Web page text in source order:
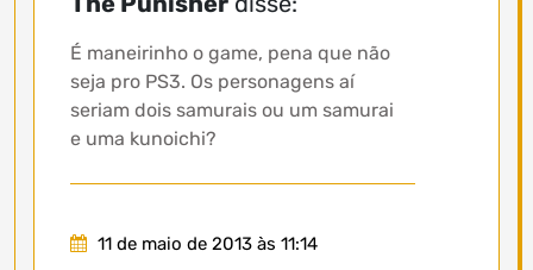
11 de maio de 2013 às 11:14
É maneirinho o game, pena que não
seja pro PS3. Os personagens aí
seriam dois samurais ou um samurai
e uma kunoichi?